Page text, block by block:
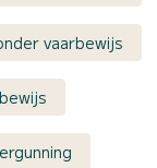
vaarbewijs